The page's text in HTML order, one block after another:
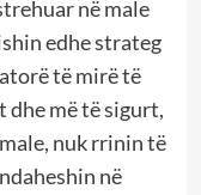
në male
edhe strateg
të mirë të
dhe më të sigurt,
nuk rrinin të
në